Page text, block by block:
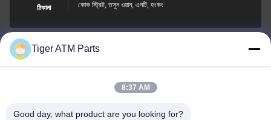
ঠিকানা
কোক স্ট্রিট, তসুন ওয়ান, এনটি, হংকং
sales@atmpart.com.cn
Tiger ATM Parts
8:37 AM
Good day, what product are you looking for?